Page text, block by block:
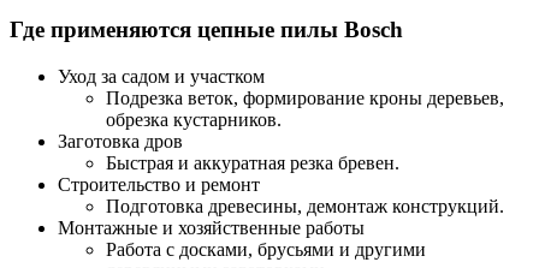
Где применяются цепные пилы Bosch
Уход за садом и участком
Подрезка веток, формирование кроны деревьев,
обрезка кустарников.
Заготовка дров
Быстрая и аккуратная резка бревен.
Строительство и ремонт
Подготовка древесины, демонтаж конструкций.
Монтажные и хозяйственные работы
Работа с досками, брусьями и другими